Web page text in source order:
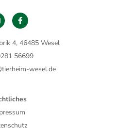
4, 46485 Wesel
56699
wesel.de